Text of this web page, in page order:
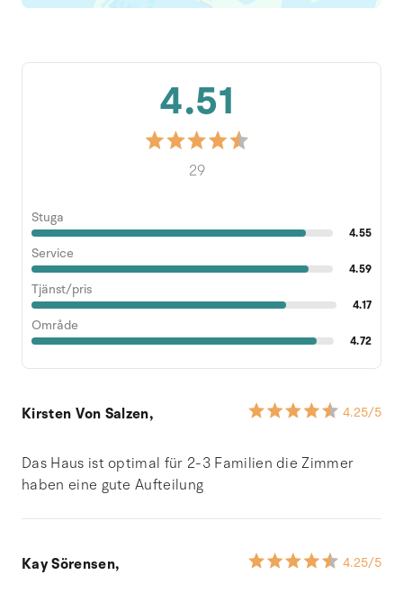
4.51
29
Stuga
4.55
Service
4.59
Tjänst/pris
4.17
Område
4.72
Kirsten Von Salzen, 4.25/5
Das Haus ist optimal für 2-3 Familien die Zimmer
haben eine gute Aufteilung
Kay Sörensen, 4.25/5